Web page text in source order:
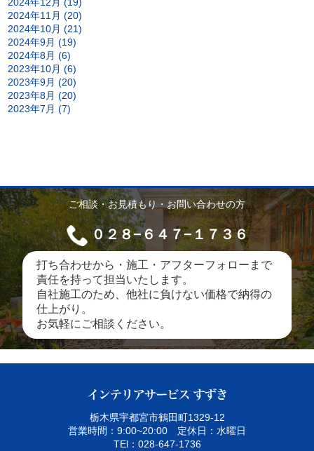
2024年11月 (20)
2024年10月 (21)
2024年9月 (19)
2024年8月 (6)
2023年10月 (6)
2023年9月 (20)
2023年8月 (20)
2023年7月 (7)
ご相談・お見積もり・お問い合わせの方
０２８−６４７−１７３６
打ち合わせから・施工・アフターフォローまで
責任を持って担当いたします。
自社施工のため、他社に負けない価格で納得の
仕上がり。
お気軽にご相談ください。
栃木県宇都宮市鶴田町1329‐12
営業時間：9:00~20:00 定休日：水曜日
TEl：028-647-1736